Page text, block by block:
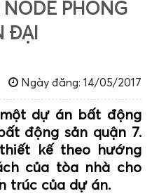
PHONG
ĐẠI
Ngày đăng: 14/05/2017
dự án bất động
động sản quận 7.
kế theo hướng
của tòa nhà cho
trúc của dự án.